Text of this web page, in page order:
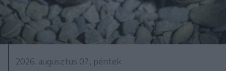
2026. augusztus 07., péntek